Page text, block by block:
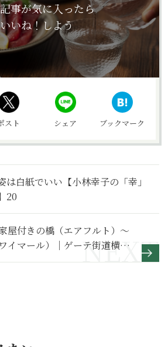
事が気に入ったら
いいね！しよう
スト シェア ブックマーク
は白紙でいい【小林幸子の「幸」
20
屋付きの橋（エアフルト）～
イマール）｜ゲーテ街道横断